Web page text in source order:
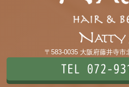
〒583-0035 大阪府藤井寺市
TEL 072-